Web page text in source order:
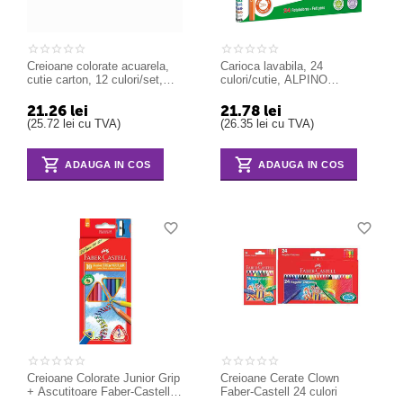
Creioane colorate acuarela,
cutie carton, 12 culori/set,
21.26 lei
(25.72 lei cu TVA)
ADAUGA IN COS
Carioca lavabila, 24
culori/cutie, ALPINO
21.78 lei
(26.35 lei cu TVA)
ADAUGA IN COS
Creioane Colorate Junior Grip
+ Ascutitoare Faber-Castell
Creioane Cerate Clown
Faber-Castell 24 culori